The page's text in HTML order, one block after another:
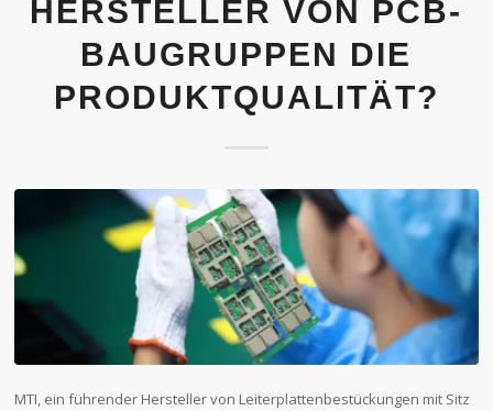
HERSTELLER VON PCB-
BAUGRUPPEN DIE
PRODUKTQUALITÄT?
MTI, ein führender Hersteller von Leiterplattenbestückungen mit Sitz